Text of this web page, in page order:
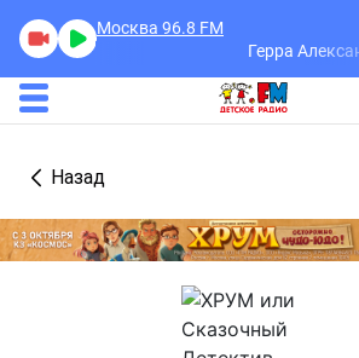
Москва 96.8 FM
Герра Александр
Назад